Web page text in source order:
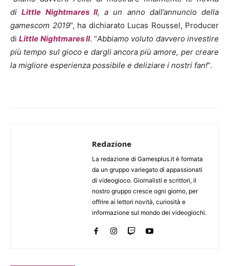
diLittle Nightmares II, a un anno dall’annuncio della
gamescom 2019”, ha dichiarato Lucas Roussel, Producer
diLittle Nightmares II. “Abbiamo voluto davvero investire
più tempo sul gioco e dargli ancora più amore, per creare
la migliore esperienza possibile e deliziare i nostri fan!”.
Redazione
La redazione di Gamesplus.it è formata
da un gruppo variegato di appassionati
di videogioco. Giornalisti e scrittori, il
nostro gruppo cresce ogni giorno, per
offrire ai lettori novità, curiosità e
informazione sul mondo dei videogiochi.